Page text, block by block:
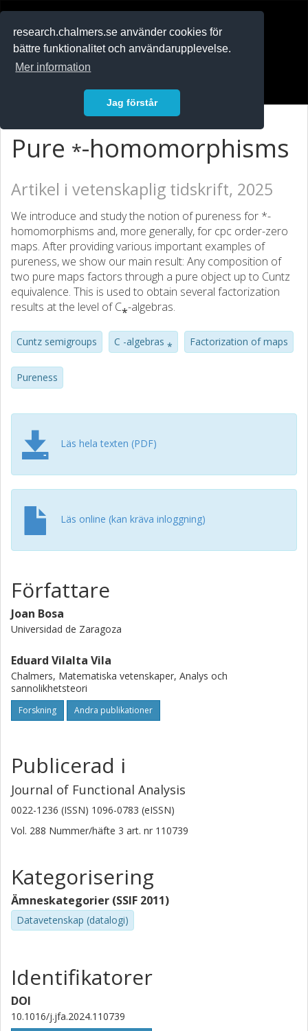
research.chalmers.se använder cookies för
bättre funktionalitet och användarupplevelse.
Mer information
Jag förstår
Pure ⁎-homomorphisms
Artikel i vetenskaplig tidskrift, 2025
We introduce and study the notion of pureness for *-
homomorphisms and, more generally, for cpc order-zero
maps. After providing various important examples of
pureness, we show our main result: Any composition of
two pure maps factors through a pure object up to Cuntz
equivalence. This is used to obtain several factorization
results at the level of C⁎-algebras.
Cuntz semigroups C -algebras ⁎ Factorization of maps
Pureness
Läs hela texten (PDF)
Läs online (kan kräva inloggning)
Författare
Joan Bosa
Universidad de Zaragoza
Eduard Vilalta Vila
Chalmers, Matematiska vetenskaper, Analys och
sannolikhetsteori
Forskning Andra publikationer
Publicerad i
Journal of Functional Analysis
0022-1236 (ISSN) 1096-0783 (eISSN)
Vol. 288 Nummer/häfte 3 art. nr 110739
Kategorisering
Ämneskategorier (SSIF 2011)
Datavetenskap (datalogi)
Identifikatorer
DOI
10.1016/j.jfa.2024.110739